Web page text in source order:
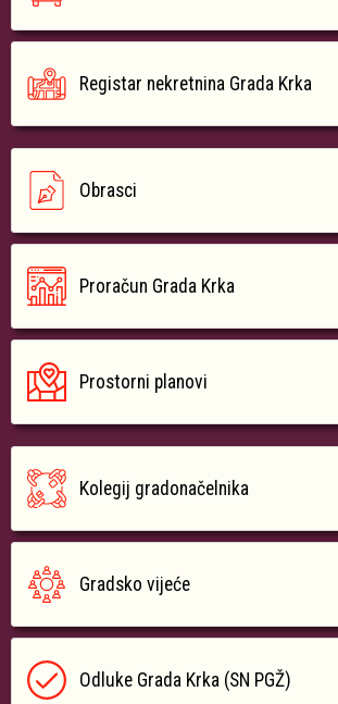
Registar nekretnina Grada Krka
Obrasci
Proračun Grada Krka
Prostorni planovi
Kolegij gradonačelnika
Gradsko vijeće
Odluke Grada Krka (SN PGŽ)